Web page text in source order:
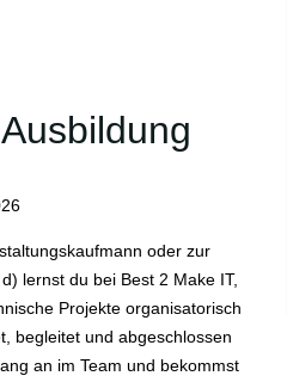
oder zur
lernst du bei Best 2 Make IT,
Projekte organisatorisch
begleitet und abgeschlossen
an im Team und bekommst